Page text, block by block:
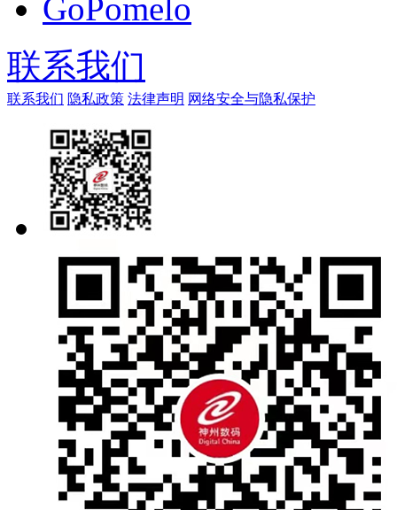
GoPomelo
联系我们
联系我们 隐私政策 法律声明 网络安全与隐私保护